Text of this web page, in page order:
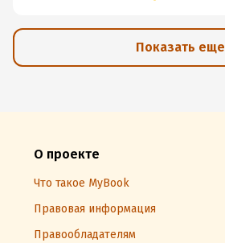
Показать еще
О проекте
Что такое MyBook
Правовая информация
Правообладателям